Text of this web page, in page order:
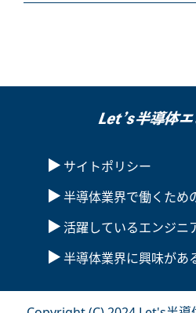
サイトポリシー
半導体業界で働くため
活躍しているエンジニ
半導体業界に興味があ